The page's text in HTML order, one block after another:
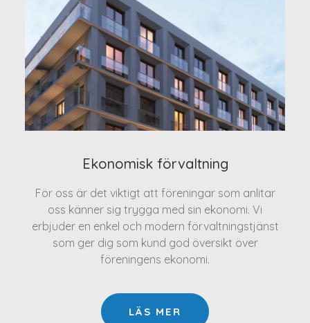
Ekonomisk förvaltning
För oss är det viktigt att föreningar som anlitar
oss känner sig trygga med sin ekonomi. Vi
erbjuder en enkel och modern förvaltningstjänst
som ger dig som kund god översikt över
föreningens ekonomi.
LÄS MER